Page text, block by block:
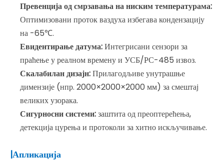
Превенција од смрзавања на ниским температурама:
Оптимизовани проток ваздуха избегава кондензацију
на -65℃.
Евидентирање датума:Интегрисани сензори за
праћење у реалном времену и УСБ/РС-485 извоз.
Скалабилан дизајн:Прилагодљиве унутрашње
димензије (нпр. 2000×2000×2000 мм) за смештај
великих узорака.
Сигурносни системи:заштита од преоптерећења,
детекција цурења и протоколи за хитно искључивање.
|Апликација